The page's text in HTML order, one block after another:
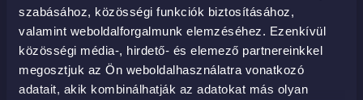
szabásához, közösségi funkciók biztosításához,
valamint weboldalforgalmunk elemzéséhez. Ezenkívül
közösségi média-, hirdető- és elemező partnereinkkel
megosztjuk az Ön weboldalhasználatra vonatkozó
adatait, akik kombinálhatják az adatokat más olyan
Mindig kéznél lévő tisztítónak friss
szennyeződések eltávolítására.
Használati útmutató